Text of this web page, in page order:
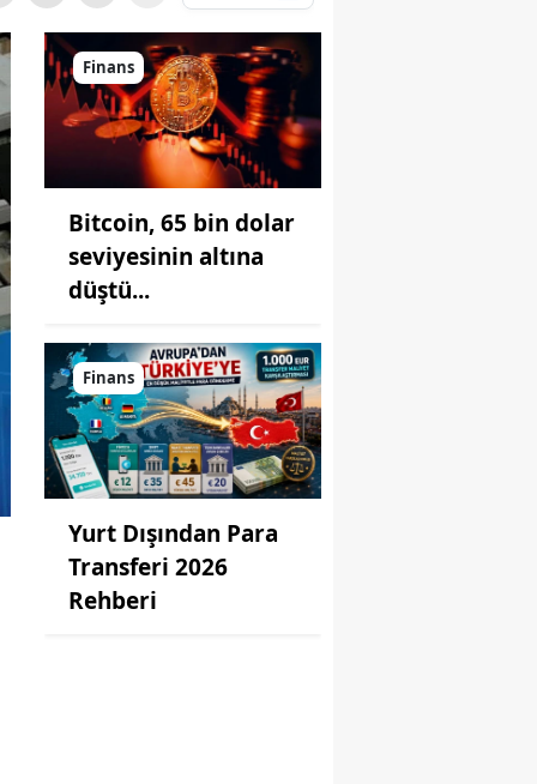
Finans
Bitcoin, 65 bin dolar
seviyesinin altına
düştü...
Finans
Yurt Dışından Para
Transferi 2026
Rehberi